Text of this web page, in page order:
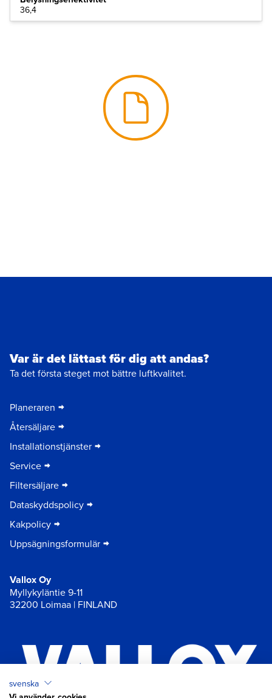
36,4
Var är det lättast för dig att andas?
Ta det första steget mot bättre luftkvalitet.
Planeraren
Återsäljare
Installationstjänster
Service
Filtersäljare
Dataskyddspolicy
Kakpolicy
Uppsägningsformulär
Vallox Oy
Myllykyläntie 9-11
32200 Loimaa | FINLAND
svenska